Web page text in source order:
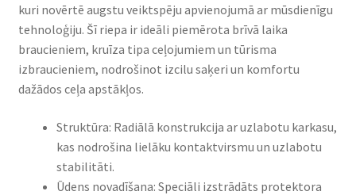
kuri novērtē augstu veiktspēju apvienojumā ar mūsdienīgu
tehnoloģiju. Šī riepa ir ideāli piemērota brīvā laika
braucieniem, kruīza tipa ceļojumiem un tūrisma
izbraucieniem, nodrošinot izcilu saķeri un komfortu
dažādos ceļa apstākļos.​
Struktūra: Radiālā konstrukcija ar uzlabotu karkasu,
kas nodrošina lielāku kontaktvirsmu un uzlabotu
stabilitāti.​
Ūdens novadīšana: Speciāli izstrādāts protektora